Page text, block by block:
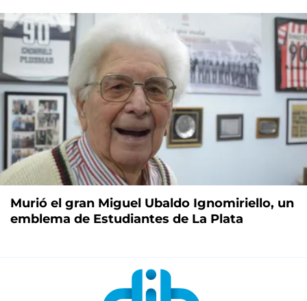
Murió el gran Miguel Ubaldo Ignomiriello, un
emblema de Estudiantes de La Plata